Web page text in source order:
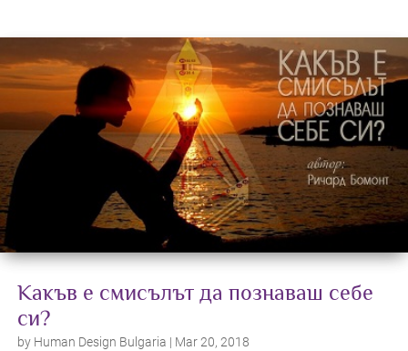
Какъв е смисълът да познаваш себе
си?
by Human Design Bulgaria | Mar 20, 2018